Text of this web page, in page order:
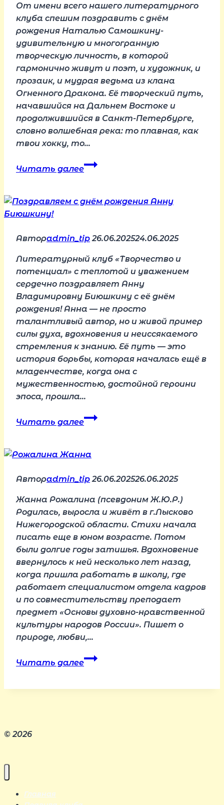
От имени всего нашего литературного
клуба спешим поздравить с днём
рождения Наталью Самошкину-
удивительную и многогранную
творческую личность, в которой
гармонично живут и поэт, и художник, и
прозаик, и мудрая ведьма из клана
Огненного Дракона. Её творческий путь,
начавшийся на Дальнем Востоке и
продолжившийся в Санкт-Петербурге,
словно волшебная река: то плавная, как
твои хокку, то…
Читать далее
Поздравляем
с
рождения
Авторadmin_tip 26.06.202524.06.2025
Литературный клуб «Творчество и
потенциал» с теплотой и уважением
сердечно поздравляет Анну
Владимировну Биюшкину с её днём
рождения! Анна — не просто
талантливый автор, но и живой пример
силы духа, вдохновения и неиссякаемого
стремления к знанию. Её путь — это
история борьбы, которая началась ещё в
младенчестве, когда она с
мужественностью, достойной героини
эпоса, прошла…
Читать далее
Поздравляем
с
рождения
Биюшкину!
Авторadmin_tip 26.06.202526.06.2025
Жанна Рожалина (псевдоним Ж.Ю.Р.)
Родилась, выросла и живёт в г.Лысково
Нижегородской области. Стихи начала
писать еще в юном возрасте. Потом
были долгие годы затишья. Вдохновение
ввернулось к ней несколько лет назад,
когда пришла работать в школу, где
работает специалистом отдела кадров
и по совместительству преподает
предмет «Основы духовно-нравственной
культуры народов России». Пишет о
природе, любви,…
Читать далее
Рожалина
Жанна
© 2026
Главная